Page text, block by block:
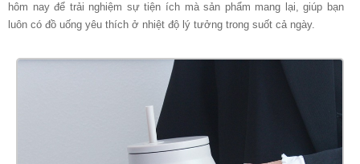
hôm nay để trải nghiệm sự tiện ích mà sản phẩm mang lại, giúp bạn
luôn có đồ uống yêu thích ở nhiệt độ lý tưởng trong suốt cả ngày.